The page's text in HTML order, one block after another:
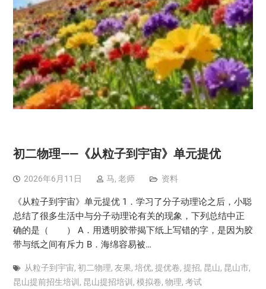
初二物理——《从粒子到宇宙》单元提优
2026年6月11日 马, 老师 资料
《从粒子到宇宙》单元提优 1．学习了分子动理论之后，小聪
总结了很多生活中与分子动理论有关的现象，下列总结中正
确的是（ ） A．用透明胶带揭下纸上写错的字，是因为胶
带与纸之间有斥力 B．海绵容易被…
从粒子到宇宙, 初二物理, 友果, 培优, 提优卷, 提招, 昆山, 昆山市,
昆山提前招生培训, 昆山提招培训, 模拟卷, 物理, 考试